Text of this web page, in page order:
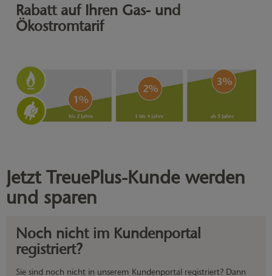
Rabatt auf Ihren Gas- und
Ökostromtarif
Jetzt TreuePlus-Kunde werden
und sparen
Noch nicht im Kundenportal
registriert?
Sie sind noch nicht in unserem Kundenportal registriert? Dann